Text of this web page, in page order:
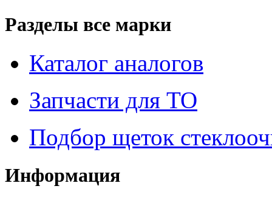
Разделы все марки
Каталог аналогов
Запчасти для ТО
Подбор щеток
Информация